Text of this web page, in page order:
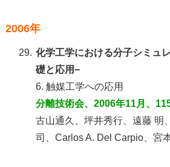
2006年
29. 化学工学における分子シミュ
礎と応用−
6. 触媒工学への応用
分離技術会、2006年11月、
古山通久、坪井秀行、遠藤 明
司、Carlos A. Del Carpio、宮